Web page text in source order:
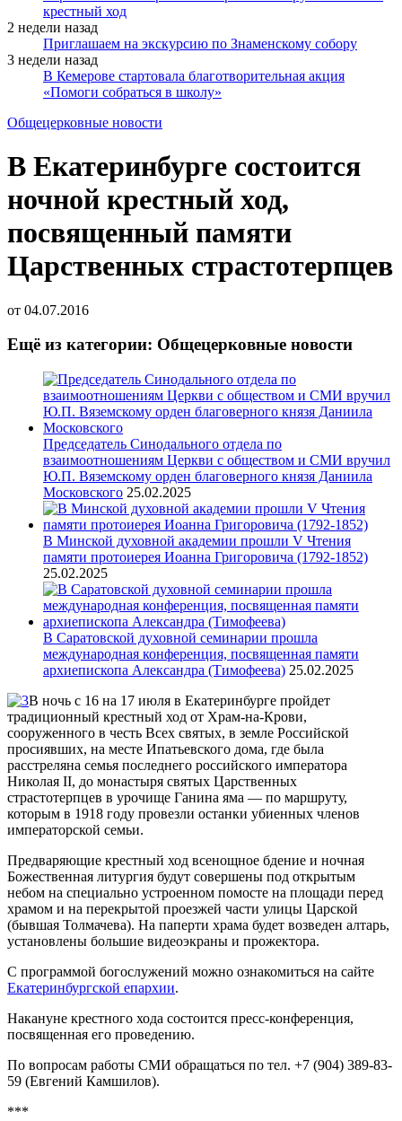
крестный ход
2 недели назад
Приглашаем на экскурсию по Знаменскому собору
3 недели назад
В Кемерове стартовала благотворительная акция
«Помоги собраться в школу»
Общецерковные новости
В Екатеринбурге состоится
ночной крестный ход,
посвященный памяти
Царственных страстотерпцев
от 04.07.2016
Ещё из категории: Общецерковные новости
Председатель Синодального отдела по
взаимоотношениям Церкви с обществом и СМИ вручил
Ю.П. Вяземскому орден благоверного князя Даниила
Московского 25.02.2025
В Минской духовной академии прошли V Чтения
памяти протоиерея Иоанна Григоровича (1792-1852)
25.02.2025
В Саратовской духовной семинарии прошла
международная конференция, посвященная памяти
архиепископа Александра (Тимофеева) 25.02.2025
В ночь с 16 на 17 июля в Екатеринбурге пройдет
традиционный крестный ход от Храм-на-Крови,
сооруженного в честь Всех святых, в земле Российской
просиявших, на месте Ипатьевского дома, где была
расстреляна семья последнего российского императора
Николая II, до монастыря святых Царственных
страстотерпцев в урочище Ганина яма — по маршруту,
которым в 1918 году провезли останки убиенных членов
императорской семьи.
Предваряющие крестный ход всенощное бдение и ночная
Божественная литургия будут совершены под открытым
небом на специально устроенном помосте на площади перед
храмом и на перекрытой проезжей части улицы Царской
(бывшая Толмачева). На паперти храма будет возведен алтарь,
установлены большие видеоэкраны и прожектора.
С программой богослужений можно ознакомиться на сайте
Екатеринбургской епархии.
Накануне крестного хода состоится пресс-конференция,
посвященная его проведению.
По вопросам работы СМИ обращаться по тел. +7 (904) 389-83-
59 (Евгений Камшилов).
***